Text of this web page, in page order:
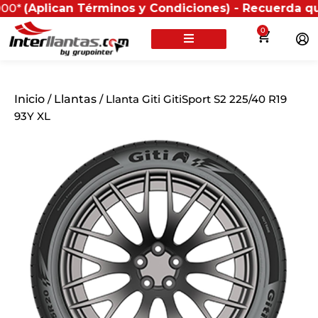
Términos y Condiciones) - Recuerda que si
0
Inicio / Llantas / Llanta Giti GitiSport S2 225/40 R19
93Y XL